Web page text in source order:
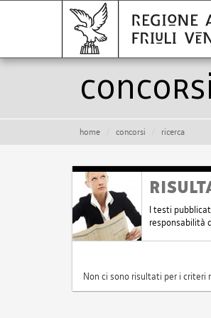
Concorsi
home concorsi ricerca
I testi
responsabilità
Non ci sono risultati per i criteri